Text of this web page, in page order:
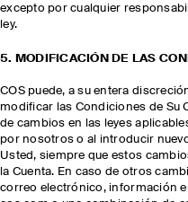
excepto por cualquier
ley.
5. MODIFICACIÓN DE LAS
COS puede, a su entera
modificar las Condiciones de Su
de cambios en las leyes
por nosotros o al introducir
Usted, siempre que estos
la Cuenta. En caso de otros
correo electrónico, información